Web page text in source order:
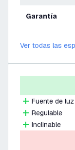
Garantía
Ver todas las
Fuente de
Regulable
Inclinable